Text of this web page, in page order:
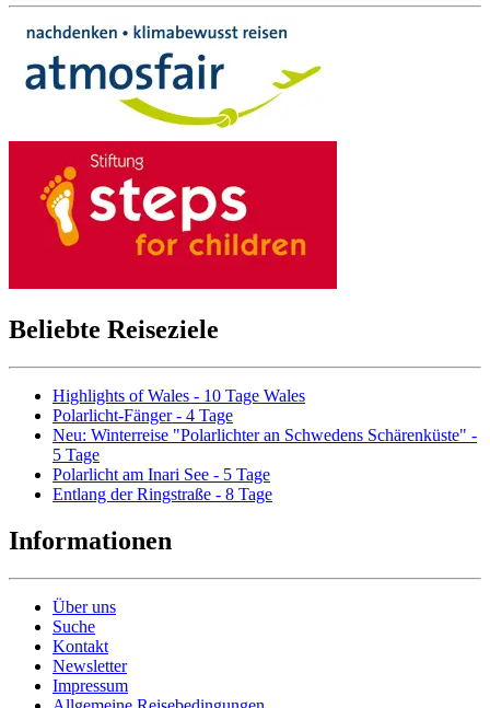
Beliebte Reiseziele
Highlights of Wales - 10 Tage Wales
Polarlicht-Fänger - 4 Tage
Neu: Winterreise "Polarlichter an Schwedens Schärenküste" -
5 Tage
Polarlicht am Inari See - 5 Tage
Entlang der Ringstraße - 8 Tage
Informationen
Über uns
Suche
Kontakt
Newsletter
Impressum